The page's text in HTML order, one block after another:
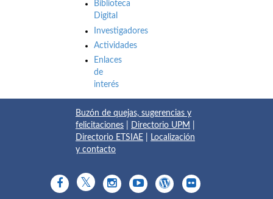
Biblioteca
Digital
Investigadores
Actividades
Enlaces
de
interés
Buzón de quejas, sugerencias y
felicitaciones
Directorio UPM
Directorio ETSIAE
Localización
y contacto